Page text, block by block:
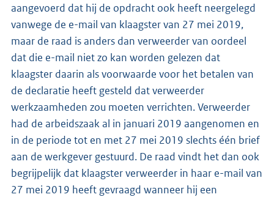
aangevoerd dat hij de opdracht ook heeft neergelegd
vanwege de e-mail van klaagster van 27 mei 2019,
maar de raad is anders dan verweerder van oordeel
dat die e-mail niet zo kan worden gelezen dat
klaagster daarin als voorwaarde voor het betalen van
de declaratie heeft gesteld dat verweerder
werkzaamheden zou moeten verrichten. Verweerder
had de arbeidszaak al in januari 2019 aangenomen en
in de periode tot en met 27 mei 2019 slechts één brief
aan de werkgever gestuurd. De raad vindt het dan ook
begrijpelijk dat klaagster verweerder in haar e-mail van
27 mei 2019 heeft gevraagd wanneer hij een